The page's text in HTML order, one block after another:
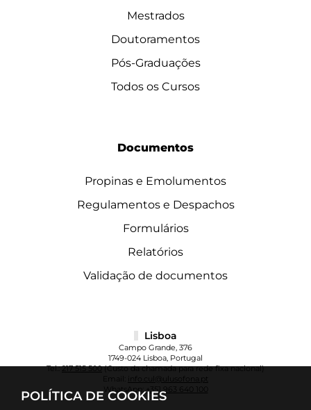
POLÍTICA DE COOKIES
Mestrados
Doutoramentos
Pós-Graduações
Todos os Cursos
Documentos
Propinas e Emolumentos
Regulamentos e Despachos
Formulários
Relatórios
Validação de documentos
Lisboa
Campo Grande, 376
1749-024 Lisboa, Portugal
Tel.:217 515 500(Custo da chamada para rede fixa nacional)
info.cul@ulusofona.pt
WhatsApp:+351 963 640 100